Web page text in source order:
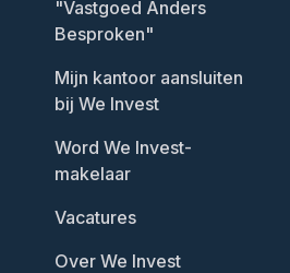
"Vastgoed Anders
Besproken"
Mijn kantoor aansluiten
bij We Invest
Word We Invest-
makelaar
Vacatures
Over We Invest